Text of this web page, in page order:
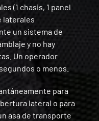
(1 chasis, 1 panel
laterales
un sistema de
y no hay
Un operador
o menos.
para
lateral o para
asa de transporte